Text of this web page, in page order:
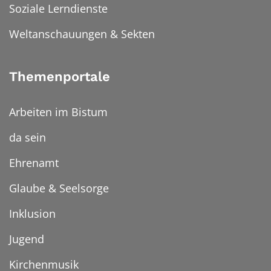
Soziale Lerndienste
Weltanschauungen & Sekten
Themenportale
Arbeiten im Bistum
da sein
Ehrenamt
Glaube & Seelsorge
Inklusion
Jugend
Kirchenmusik